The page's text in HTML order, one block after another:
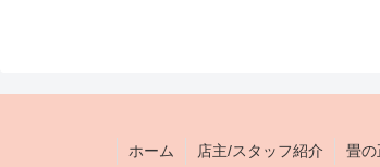
ホーム 店主/スタッフ紹介 畳の